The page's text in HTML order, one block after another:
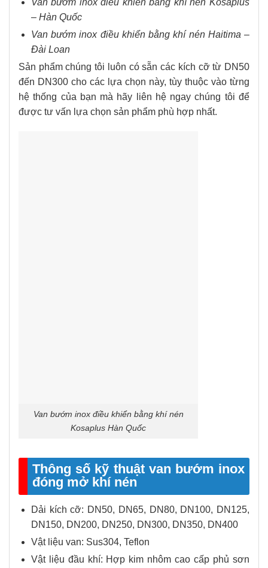
– Hàn Quốc
Van bướm inox điều khiển bằng khí nén Haitima –
Đài Loan
Sản phẩm chúng tôi luôn có sẵn các kích cỡ từ DN50
đến DN300 cho các lựa chọn này, tùy thuộc vào từng
hệ thống của bạn mà hãy liên hệ ngay chúng tôi để
được tư vấn lựa chọn sản phẩm phù hợp nhất.
Van bướm inox điều khiển bằng khí nén
Kosaplus Hàn Quốc
Thông số kỹ thuật van bướm inox
đóng mở khí nén
Dải kích cỡ: DN50, DN65, DN80, DN100, DN125,
DN150, DN200, DN250, DN300, DN350, DN400
Vật liệu van: Sus304, Teflon
Vật liệu đầu khí: Hợp kim nhôm cao cấp phủ sơn